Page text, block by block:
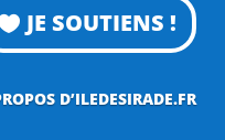
JE SOUTIENS !
D’ILEDESIRADE.FR